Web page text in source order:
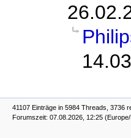
41107 Einträge in 5984 Threads, 3736
Forumszeit: 07.08.2026, 12:25 (Europe/